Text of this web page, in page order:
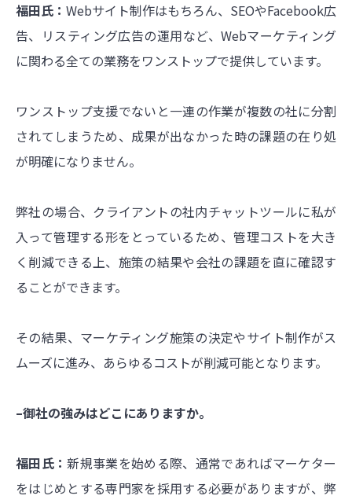
福田氏： Webサイト制作はもちろん、SEOやFacebook広
告、リスティング広告の運用など、Webマーケティング
に関わる全ての業務をワンストップで提供しています。
ワンストップ支援でないと一連の作業が複数の社に分割
されてしまうため、成果が出なかった時の課題の在り処
が明確になりません。
弊社の場合、クライアントの社内チャットツールに私が
入って管理する形をとっているため、管理コストを大き
く削減できる上、施策の結果や会社の課題を直に確認す
ることができます。
その結果、マーケティング施策の決定やサイト制作がス
ムーズに進み、あらゆるコストが削減可能となります。
–御社の強みはどこにありますか。
福田氏：新規事業を始める際、通常であればマーケター
をはじめとする専門家を採用する必要がありますが、弊